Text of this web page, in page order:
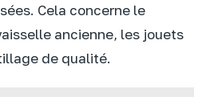
Cela concerne le
ancienne, les jouets
de qualité.